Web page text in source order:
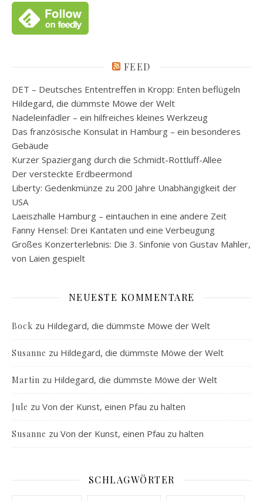
FEED
DET – Deutsches Ententreffen in Kropp: Enten beflügeln
Hildegard, die dümmste Möwe der Welt
Nadeleinfädler – ein hilfreiches kleines Werkzeug
Das französische Konsulat in Hamburg – ein besonderes
Gebäude
Kurzer Spaziergang durch die Schmidt-Rottluff-Allee
Der versteckte Erdbeermond
Liberty: Gedenkmünze zu 200 Jahre Unabhängigkeit der
USA
Laeiszhalle Hamburg – eintauchen in eine andere Zeit
Fanny Hensel: Drei Kantaten und eine Verbeugung
Großes Konzerterlebnis: Die 3. Sinfonie von Gustav Mahler,
von Laien gespielt
NEUESTE KOMMENTARE
Bock zu Hildegard, die dümmste Möwe der Welt
Susanne zu Hildegard, die dümmste Möwe der Welt
Martin zu Hildegard, die dümmste Möwe der Welt
Jule zu Von der Kunst, einen Pfau zu halten
Susanne zu Von der Kunst, einen Pfau zu halten
SCHLAGWÖRTER